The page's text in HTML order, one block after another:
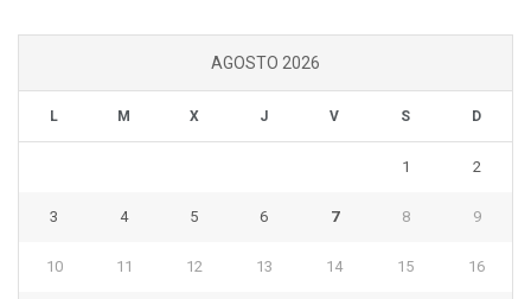
AGOSTO 2026
L M X J V S D
1 2
3 4 5 6 7 8 9
10 11 12 13 14 15 16